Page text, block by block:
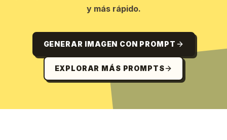
y más rápido.
GENERAR IMAGEN CON PROMPT
EXPLORAR MÁS PROMPTS